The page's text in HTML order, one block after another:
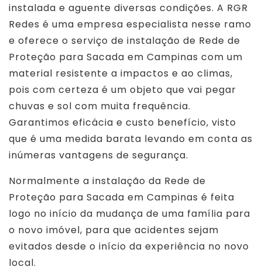
instalada e aguente diversas condições. A RGR
Redes é uma empresa especialista nesse ramo
e oferece o serviço de instalação de Rede de
Proteção para Sacada em Campinas com um
material resistente a impactos e ao climas,
pois com certeza é um objeto que vai pegar
chuvas e sol com muita frequência.
Garantimos eficácia e custo benefício, visto
que é uma medida barata levando em conta as
inúmeras vantagens de segurança.
Normalmente a instalação da Rede de
Proteção para Sacada em Campinas é feita
logo no início da mudança de uma família para
o novo imóvel, para que acidentes sejam
evitados desde o início da experiência no novo
local.